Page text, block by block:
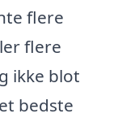
flere
flere
ikke blot
bedste